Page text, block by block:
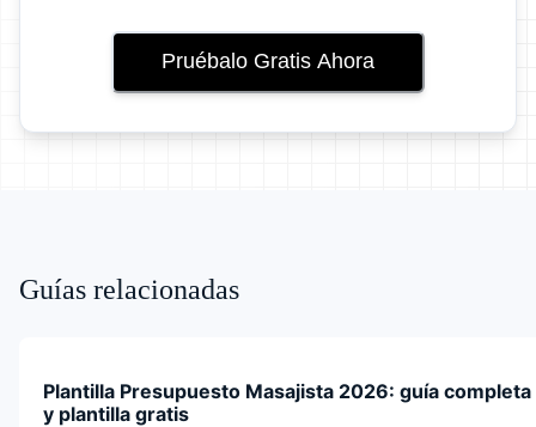
Pruébalo Gratis Ahora
Guías relacionadas
Plantilla Presupuesto Masajista 2026: guía completa
y plantilla gratis